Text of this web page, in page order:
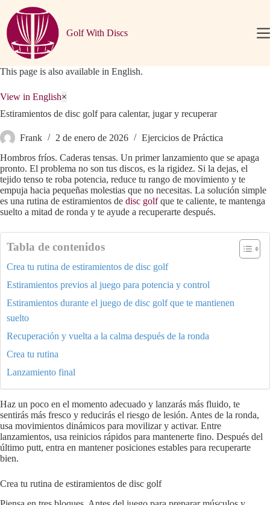
contenido
Golf With Discs
This page is also available in English.
View in English×
Estiramientos de disc golf para calentar, jugar y recuperar
Frank 2 de enero de 2026
Ejercicios de Práctica
Hombros fríos. Caderas tensas. Un primer lanzamiento que se apaga
pronto. El problema no son tus discos, es la rigidez. Si la dejas, el
tejido tenso te roba potencia, reduce tu rango de movimiento y te
empuja hacia pequeñas molestias que no necesitas. La solución simple
es una rutina de estiramientos de disc golfque te caliente, te mantenga
suelto a mitad de ronda y te ayude a recuperarte después.
Tabla de contenidos
Crea tu rutina de estiramientos de disc golf
Estiramientos previos al juego para potencia y control
Estiramientos durante el juego de disc golf que te mantienen
suelto
Recuperación y vuelta a la calma después de la ronda
Crea tu rutina
Lanzamiento final
Haz un poco en el momento adecuado y lanzarás más fluido, te
sentirás más fresco y reducirás el riesgo de lesión. Antes de la ronda,
usa movimientos dinámicos para movilizar y activar. Entre
lanzamientos, usa reinicios rápidos para mantenerte fino. Después del
último putt, entra en mantener posiciones estables para recuperarte
bien.
Crea tu rutina de estiramientos de disc golf